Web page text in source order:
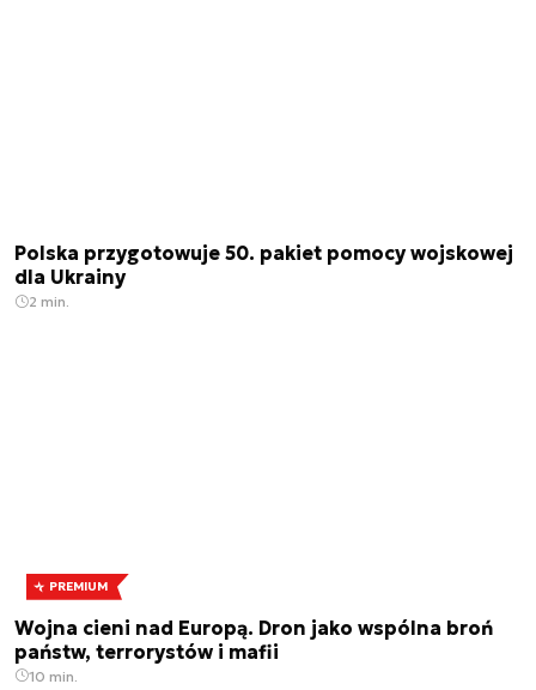
Polska przygotowuje 50. pakiet pomocy wojskowej
dla Ukrainy
2 min.
PREMIUM
Wojna cieni nad Europą. Dron jako wspólna broń
państw, terrorystów i mafii
10 min.